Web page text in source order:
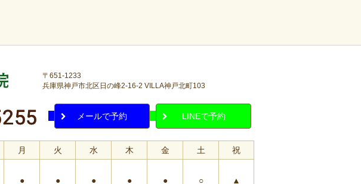
〒651-1233
兵庫県神戸市北区日の峰2-16-2 VILLA神戸北町103
メールで予約 LINEで予約
月 火 水 木 金 土
祝
● ● ● ● ● ○ ▲